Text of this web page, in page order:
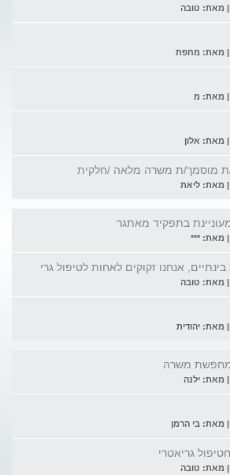
מוסמך/ת משרה מלאה /חלקית
בתפקיד מאתגר
אנחנו זקוקים לאחות לטיפול גרי
משרה
גריאטרי